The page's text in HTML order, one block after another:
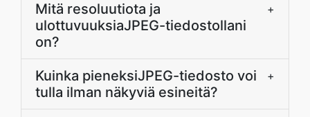
Mitä resoluutiota ja
ulottuvuuksiaJPEG-tiedostollani
on?
+
Kuinka pieneksiJPEG-tiedosto voi
tulla ilman näkyviä esineitä?
+